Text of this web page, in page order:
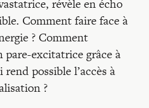
révèle en écho
Comment faire face à
? Comment
excitatrice grâce à
possible l’accès à
?